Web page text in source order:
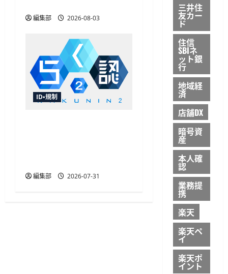
編集部 2026-08-03
ID・規制
編集部 2026-07-31
三井住
友カー
ド
住信
SBIネ
ット銀
行
地域経
済
店舗DX
暗号資
産
本人確
認
業務提
携
楽天
楽天ペ
イ
楽天ポ
イント